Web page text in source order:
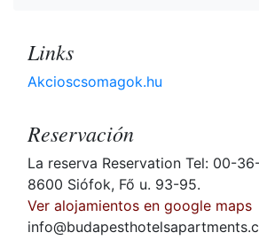
Links
Akcioscsomagok.hu
Reservación
La reserva Reservation Tel: 00-
8600 Siófok, Fő u. 93-95.
Ver alojamientos en google maps